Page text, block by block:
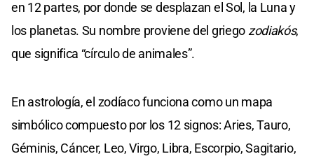
en 12 partes, por donde se desplazan el Sol, la Luna y
los planetas. Su nombre proviene del griego zodiakós,
que significa “círculo de animales”.
En astrología, el zodíaco funciona como un mapa
simbólico compuesto por los 12 signos: Aries, Tauro,
Géminis, Cáncer, Leo, Virgo, Libra, Escorpio, Sagitario,